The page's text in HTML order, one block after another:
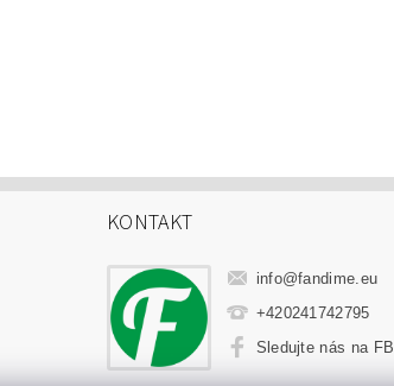
KONTAKT
info@fandime.eu
+420241742795
Sledujte nás na FB